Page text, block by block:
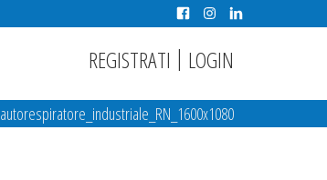
REGISTRATI | LOGIN
autorespiratore_industriale_RN_1600x1080